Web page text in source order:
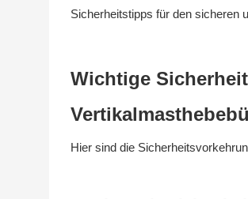
Sicherheitstipps für den sicheren
Wichtige
Hier sind die